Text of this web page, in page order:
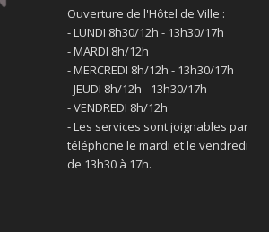
Ouverture de l'Hôtel de Ville :
- LUNDI 8h30/12h - 13h30/17h
- MARDI 8h/12h
- MERCREDI 8h/12h - 13h30/17h
- JEUDI 8h/12h - 13h30/17h
- VENDREDI 8h/12h
- Les services sont joignables par
téléphone le mardi et le vendredi
de 13h30 à 17h.